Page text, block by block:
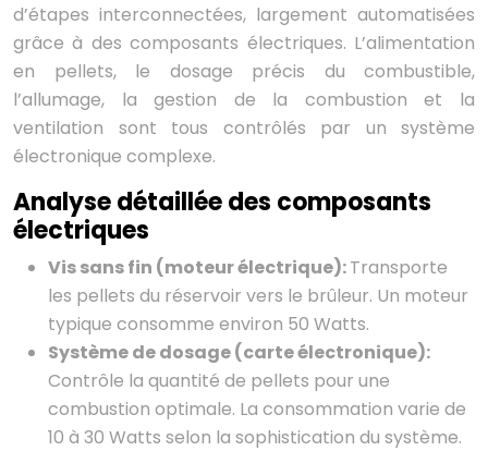
d’étapes interconnectées, largement automatisées
grâce à des composants électriques. L’alimentation
en pellets, le dosage précis du combustible,
l’allumage, la gestion de la combustion et la
ventilation sont tous contrôlés par un système
électronique complexe.
Analyse détaillée des composants
électriques
Vis sans fin (moteur électrique):Transporte
les pellets du réservoir vers le brûleur. Un moteur
typique consomme environ 50 Watts.
Système de dosage (carte électronique):
Contrôle la quantité de pellets pour une
combustion optimale. La consommation varie de
10 à 30 Watts selon la sophistication du système.